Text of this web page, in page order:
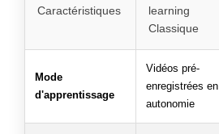
Caractéristiques
learning
Classique
Mode
d'apprentissage
Vidéos pré-
enregistrées en
autonomie